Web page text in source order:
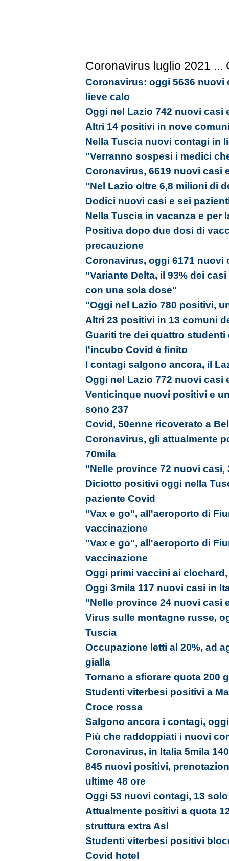
Coronavirus luglio 2021 ...
Coronavirus: oggi 5636 nuovi
lieve calo
Oggi nel Lazio 742 nuovi casi
Altri 14 positivi in nove
Nella Tuscia nuovi contagi in
"Verranno sospesi i medici
Coronavirus, 6619 nuovi casi
"Nel Lazio oltre 6,8 milioni di
Dodici nuovi casi e sei
Nella Tuscia in vacanza e
Positiva dopo due dosi di
precauzione
Coronavirus, oggi 6171 nuovi
"Variante Delta, il 93% dei
con una sola dose"
"Oggi nel Lazio 780 positivi,
Altri 23 positivi in 13 comuni
Guariti tre dei quattro
l'incubo Covid è finito
I contagi salgono ancora, il
Oggi nel Lazio 772 nuovi casi
Venticinque nuovi positivi e
sono 237
Covid, 50enne ricoverato a
Coronavirus, gli attualmente
70mila
"Nelle province 72 nuovi casi,
Diciotto positivi oggi nella
paziente Covid
"Vax e go", all'aeroporto di
vaccinazione
"Vax e go", all'aeroporto di
vaccinazione
Oggi primi vaccini ai
Oggi 3mila 117 nuovi casi in
"Nelle province 24 nuovi casi
Virus sulle montagne russe,
Tuscia
Occupazione letti al 20%, ad
gialla
Tornano a sfiorare quota 200
Studenti viterbesi positivi a
Croce rossa
Salgono ancora i contagi,
Più che raddoppiati i nuovi
Coronavirus, in Italia 5mila
845 nuovi positivi,
ultime 48 ore
Oggi 53 nuovi contagi, 13
Attualmente positivi a quota
struttura extra Asl
Studenti viterbesi positivi
Covid hotel